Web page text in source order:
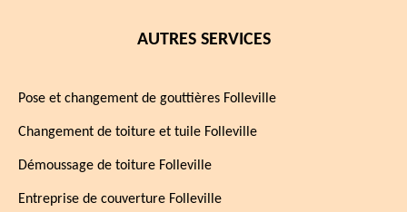
AUTRES SERVICES
Pose et changement de gouttières Folleville
Changement de toiture et tuile Folleville
Démoussage de toiture Folleville
Entreprise de couverture Folleville